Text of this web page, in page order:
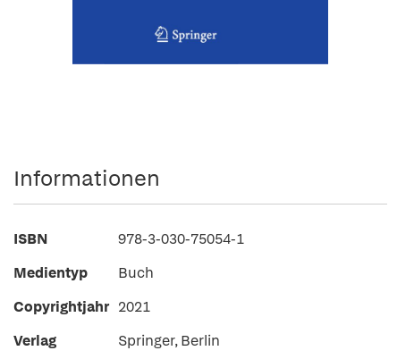
Informationen
ISBN
978-3-030-75054-1
Medientyp
Buch
Copyrightjahr 2021
Verlag
Springer, Berlin